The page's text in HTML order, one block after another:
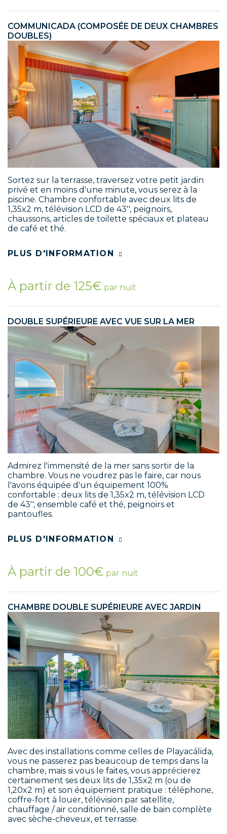
COMMUNICADA (COMPOSÉE DE DEUX CHAMBRES
DOUBLES)
Sortez sur la terrasse, traversez votre petit jardin
privé et en moins d'une minute, vous serez à la
piscine. Chambre confortable avec deux lits de
1,35x2 m, télévision LCD de 43'', peignoirs,
chaussons, articles de toilette spéciaux et plateau
de café et thé.
PLUS D'INFORMATION
À partir de 125€ par nuit
DOUBLE SUPÉRIEURE AVEC VUE SUR LA MER
Admirez l'immensité de la mer sans sortir de la
chambre. Vous ne voudrez pas le faire, car nous
l'avons équipée d'un équipement 100%
confortable : deux lits de 1,35x2 m, télévision LCD
de 43'', ensemble café et thé, peignoirs et
pantoufles.
PLUS D'INFORMATION
À partir de 100€ par nuit
CHAMBRE DOUBLE SUPÉRIEURE AVEC JARDIN
Avec des installations comme celles de Playacálida,
vous ne passerez pas beaucoup de temps dans la
chambre, mais si vous le faites, vous apprécierez
certainement ses deux lits de 1,35x2 m (ou de
1,20x2 m) et son équipement pratique : téléphone,
coffre-fort à louer, télévision par satellite,
chauffage / air conditionné, salle de bain complète
avec sèche-cheveux, et terrasse.